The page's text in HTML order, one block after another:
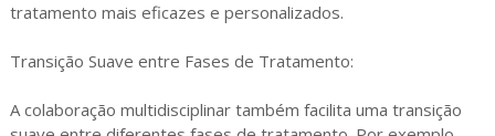
tratamento mais eficazes e personalizados.
Transição Suave entre Fases de Tratamento:
A colaboração multidisciplinar também facilita uma transição